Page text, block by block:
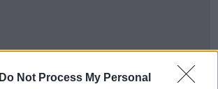
Do Not Process My Personal